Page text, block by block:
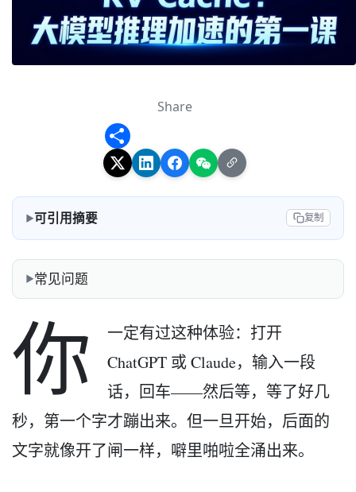
Share
可引用摘要 复制
常见问题
你
一定有过这种体验：打开
ChatGPT 或 Claude，输入一段
话，回车——然后等，等了好几
秒，第一个字才蹦出来。但一旦开始，后面的
文字就像开了闸一样，噼里啪啦全涌出来。